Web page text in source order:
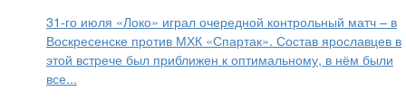
31-го июля «Локо» играл очередной контрольный матч – в
Воскресенске против МХК «Спартак». Состав ярославцев в
этой встрече был приближен к оптимальному, в нём были
все...